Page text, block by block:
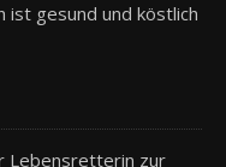
ist gesund und köstlich
Lebensretterin zur